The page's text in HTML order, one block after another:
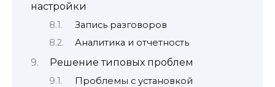
настройки
Запись разговоров
Аналитика и отчетность
Решение типовых проблем
Проблемы с установкой